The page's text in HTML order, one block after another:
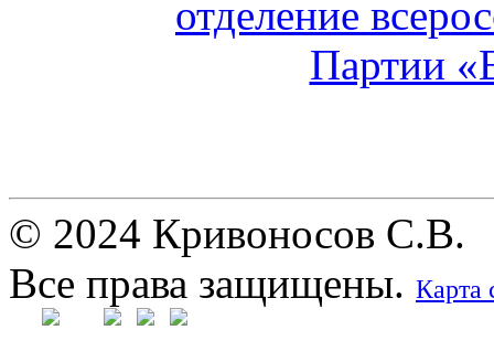
© 2024 Кривоносов С.В.
Все права защищены. Карта